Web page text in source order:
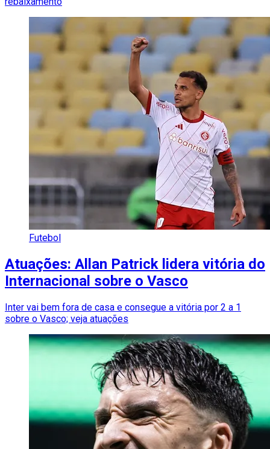
Futebol
Atuações: Allan Patrick lidera vitória do
Internacional sobre o Vasco
Inter vai bem fora de casa e consegue a vitória por 2 a 1
sobre o Vasco; veja atuações